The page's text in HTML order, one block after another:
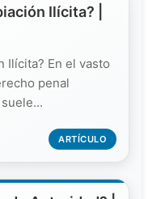
Ilícita? |
Ilícita? En el vasto
penal
ARTÍCULO